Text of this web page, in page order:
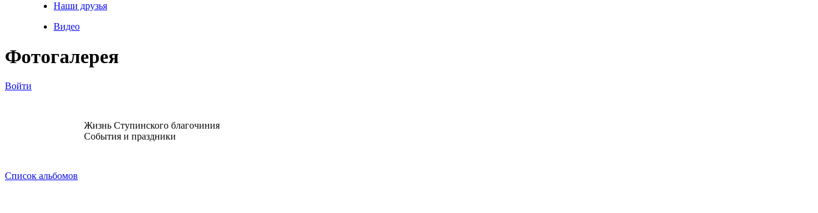
Наши друзья
Видео
Фотогалерея
Войти
Жизнь Ступинского благочиния
События и праздники
Список альбомов